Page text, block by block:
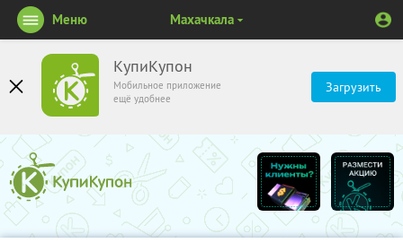
КупиКупон
Мобильное приложение
ещё удобнее
Загрузить
Меню Махачкала